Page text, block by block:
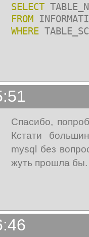
SELECT
FROM
WHERE
Спасибо,
Кстати
mysql без
жуть прошла бы.